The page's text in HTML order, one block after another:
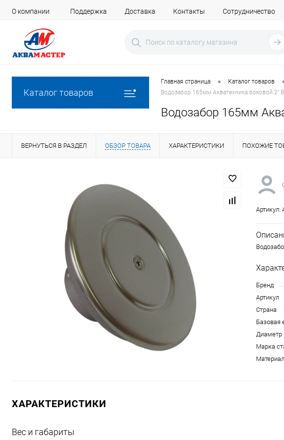
О компании Поддержка Доставка Контакты Сотрудничество
Каталог товаров
Главная страница • Каталог товаров
Водозабор 165мм Акватехника боковой 2"
Водозабор 165мм
ВЕРНУТЬСЯ В РАЗДЕЛ ОБЗОР ТОВАРА ХАРАКТЕРИСТИКИ ПОХОЖИЕ
Артикул:
Бренд
Артикул
Страна
Базовая
Диаметр
Марка
ХАРАКТЕРИСТИКИ
Вес и габариты